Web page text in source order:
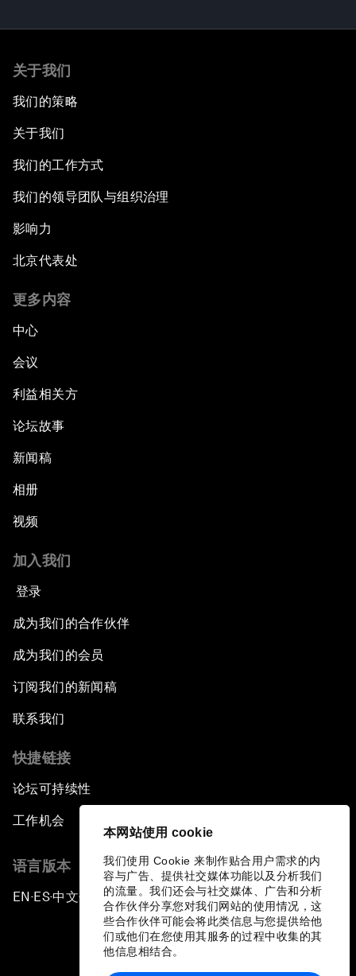
本网站使用 cookie
我们使用 Cookie 来制作贴合用户需求的内
容与广告、提供社交媒体功能以及分析我们
的流量。我们还会与社交媒体、广告和分析
合作伙伴分享您对我们网站的使用情况，这
些合作伙伴可能会将此类信息与您提供给他
们或他们在您使用其服务的过程中收集的其
他信息相结合。
关于我们
我们的策略
关于我们
我们的工作方式
我们的领导团队与组织治理
影响力
北京代表处
更多内容
中心
会议
利益相关方
论坛故事
新闻稿
相册
视频
加入我们
登录
成为我们的合作伙伴
成为我们的会员
订阅我们的新闻稿
联系我们
快捷链接
论坛可持续性
工作机会
语言版本
EN ▪ES▪中文▪ 日本語